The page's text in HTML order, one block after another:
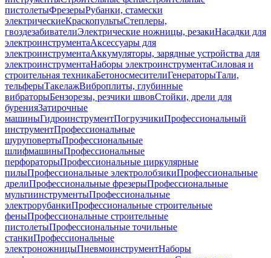
пистолетыФрезерыРубанки, стамески
электрическиеКраскопультыСтеплеры,
гвоздезабивателиЭлектрические ножницы, резакиНасадки для
электроинструментаАксессуары для
электроинструментаАккумуляторы, зарядные устройства для
электроинструментаНаборы электроинструментаСиловая и
строительная техникаБетоносмесителиГенераторыТали,
тельферыТакелажВиброплиты, глубинные
вибраторыБензорезы, резчики швовСтойки, дрели для
буренияЗатирочные
машиныГидроинструментПогрузчикиПрофессиональный
инструментПрофессиональные
шуруповертыПрофессиональные
шлифмашиныПрофессиональные
перфораторыПрофессиональные циркулярные
пилыПрофессиональные электролобзикиПрофессиональные
дрелиПрофессиональные фрезерыПрофессиональные
мультиинструментыПрофессиональные
электрорубанкиПрофессиональные строительные
феныПрофессиональные строительные
пистолетыПрофессиональные точильные
станкиПрофессиональные
электроножницыПневмоинструментНаборы